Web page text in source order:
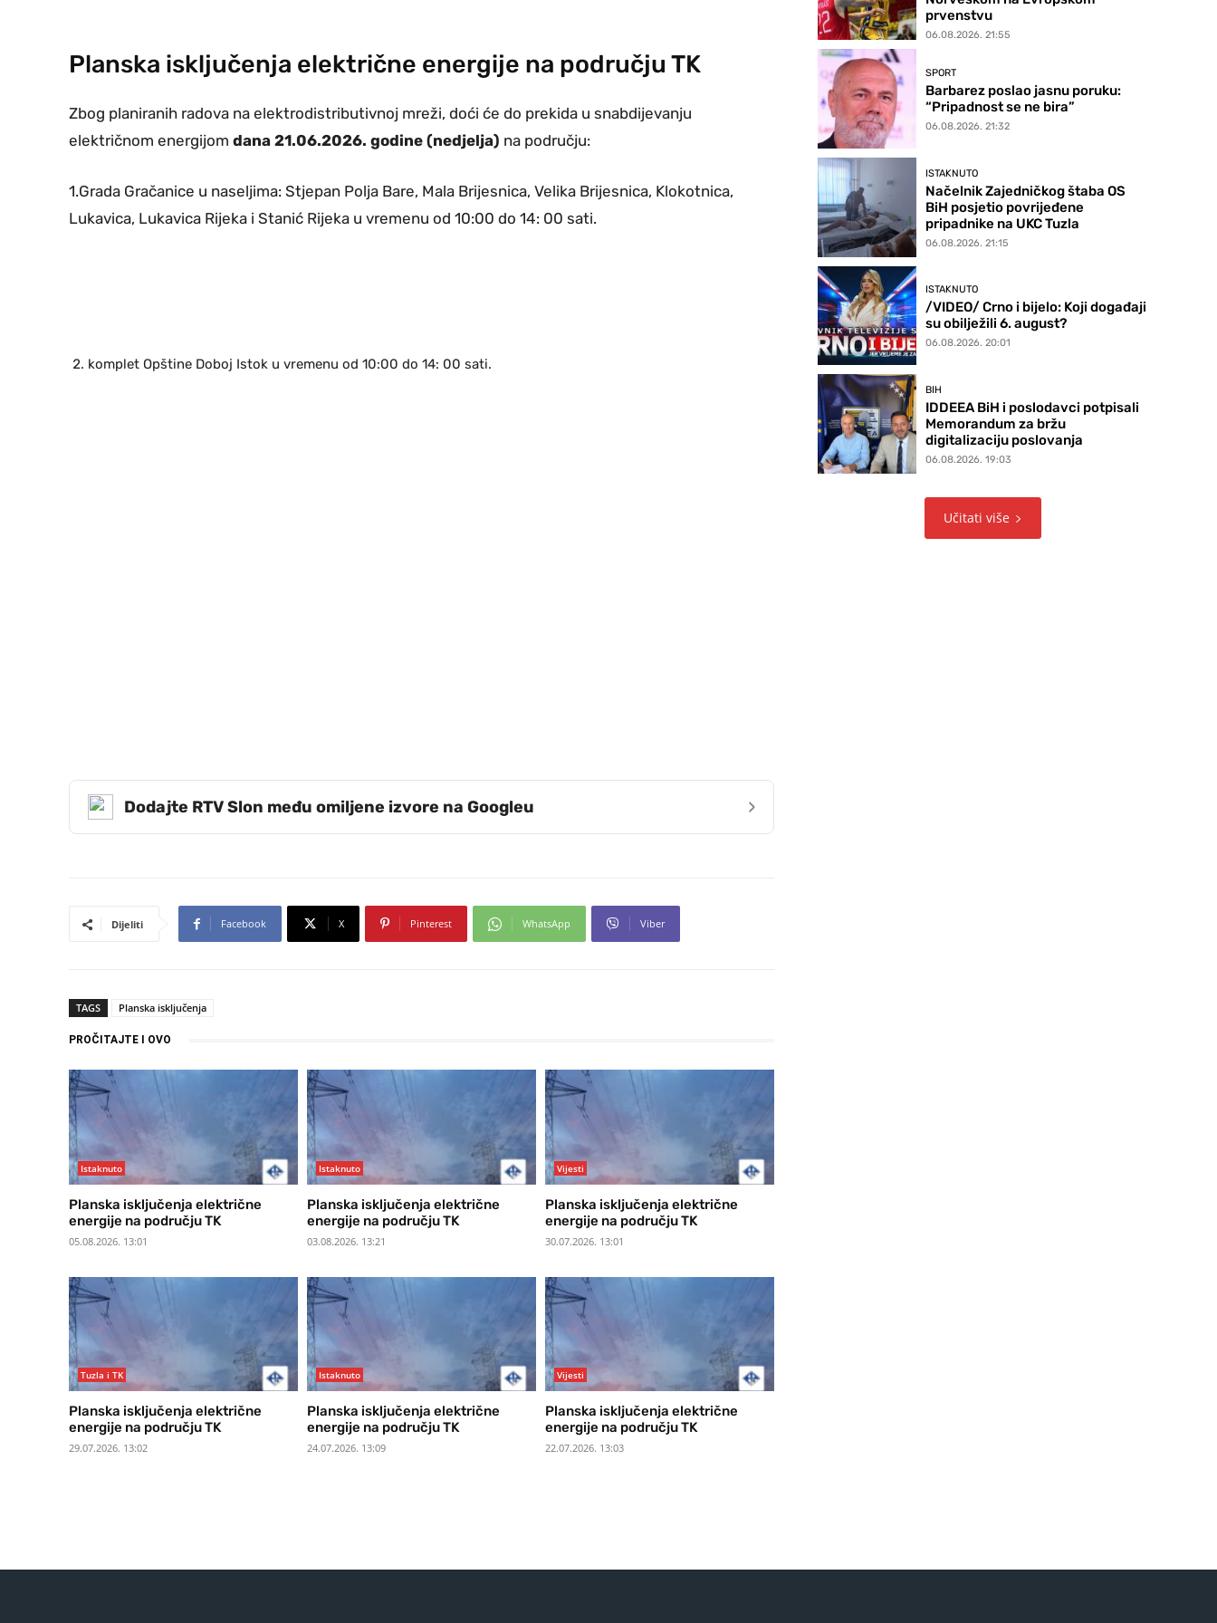
Planska isključenja električne energije na području TK
Zbog planiranih radova na elektrodistributivnoj mreži, doći će do prekida u snabdijevanju
električnom energijom dana 21.06.2026. godine (nedjelja) na području:
1.Grada Gračanice u naseljima: Stjepan Polja Bare, Mala Brijesnica, Velika Brijesnica, Klokotnica,
Lukavica, Lukavica Rijeka i Stanić Rijeka u vremenu od 10:00 do 14: 00 sati.
komplet Opštine Doboj Istok u vremenu od 10:00 do 14: 00 sati.
Dodajte RTV Slon među omiljene izvore na Googleu ›
Dijeliti Facebook X Pinterest WhatsApp Viber
TAGS Planska isključenja
PROČITAJTE I OVO
Istaknuto
Planska isključenja električne
energije na području TK
05.08.2026. 13:01
Istaknuto
Planska isključenja električne
energije na području TK
03.08.2026. 13:21
Vijesti
Planska isključenja električne
energije na području TK
30.07.2026. 13:01
Tuzla i TK
Planska isključenja električne
energije na području TK
29.07.2026. 13:02
Istaknuto
Planska isključenja električne
energije na području TK
24.07.2026. 13:09
Vijesti
Planska isključenja električne
energije na području TK
22.07.2026. 13:03
prvenstvu
06.08.2026. 21:55
SPORT
Barbarez poslao jasnu poruku:
“Pripadnost se ne bira”
06.08.2026. 21:32
ISTAKNUTO
Načelnik Zajedničkog štaba OS
BiH posjetio povrijeđene
pripadnike na UKC Tuzla
06.08.2026. 21:15
ISTAKNUTO
/VIDEO/ Crno i bijelo: Koji događaji
su obilježili 6. august?
06.08.2026. 20:01
BIH
IDDEEA BiH i poslodavci potpisali
Memorandum za bržu
digitalizaciju poslovanja
06.08.2026. 19:03
Učitati više